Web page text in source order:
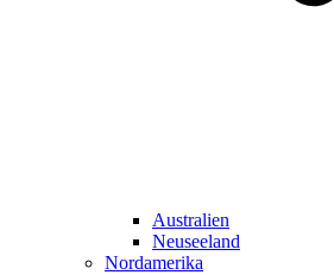
Australien
Neuseeland
Nordamerika